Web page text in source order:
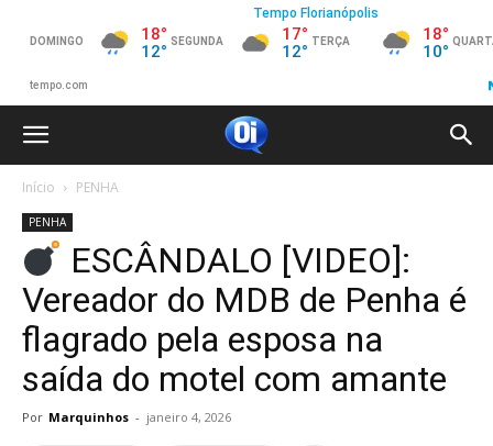
Início PENHA
PENHA
ESCÂNDALO [VIDEO]:
Vereador do MDB de Penha é
flagrado pela esposa na
saída do motel com amante
Por Marquinhos - janeiro 4, 2026